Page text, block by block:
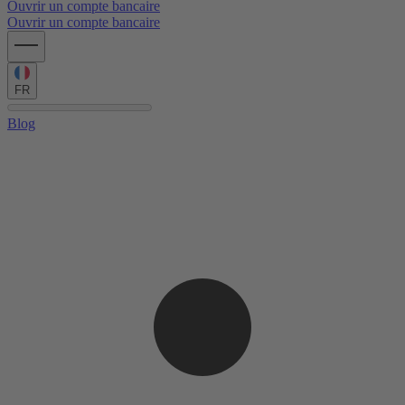
Ouvrir un compte bancaire
Ouvrir un compte bancaire
FR
Blog